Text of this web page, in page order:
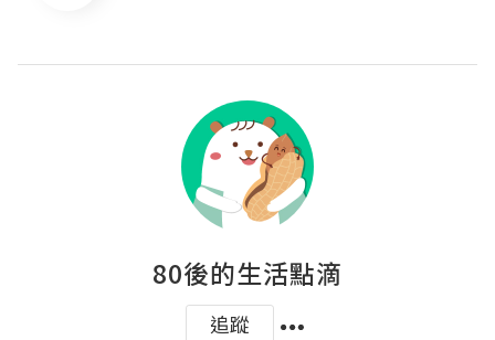
80後的生活點滴
追蹤